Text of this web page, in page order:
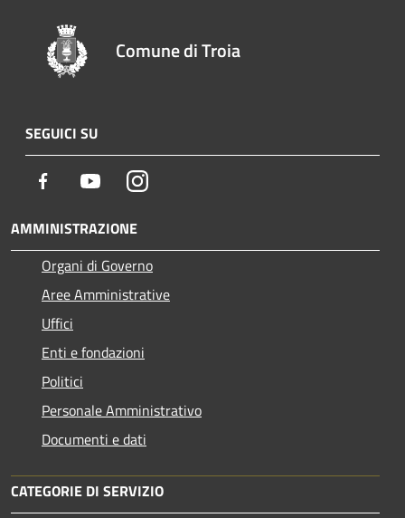
Comune di Troia
SEGUICI SU
Facebook YoutubeInstagram
AMMINISTRAZIONE
Organi di Governo
Aree Amministrative
Uffici
Enti e fondazioni
Politici
Personale Amministrativo
Documenti e dati
CATEGORIE DI SERVIZIO